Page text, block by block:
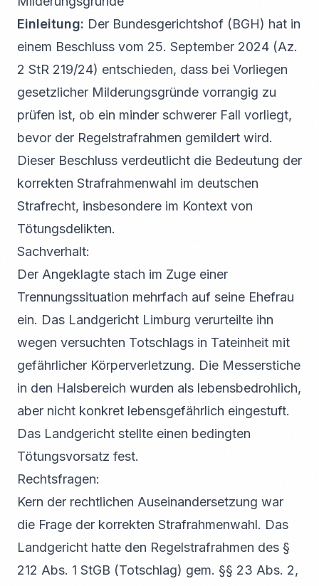
Einleitung: Der Bundesgerichtshof (BGH) hat in
einem Beschluss vom 25. September 2024 (Az.
2 StR 219/24) entschieden, dass bei Vorliegen
gesetzlicher Milderungsgründe vorrangig zu
prüfen ist, ob ein minder schwerer Fall vorliegt,
bevor der Regelstrafrahmen gemildert wird.
Dieser Beschluss verdeutlicht die Bedeutung der
korrekten Strafrahmenwahl im deutschen
Strafrecht, insbesondere im Kontext von
Tötungsdelikten.
Sachverhalt:
Der Angeklagte stach im Zuge einer
Trennungssituation mehrfach auf seine Ehefrau
ein. Das Landgericht Limburg verurteilte ihn
wegen versuchten Totschlags in Tateinheit mit
gefährlicher Körperverletzung. Die Messerstiche
in den Halsbereich wurden als lebensbedrohlich,
aber nicht konkret lebensgefährlich eingestuft.
Das Landgericht stellte einen bedingten
Tötungsvorsatz fest.
Rechtsfragen:
Kern der rechtlichen Auseinandersetzung war
die Frage der korrekten Strafrahmenwahl. Das
Landgericht hatte den Regelstrafrahmen des §
212 Abs. 1 StGB (Totschlag) gem. §§ 23 Abs. 2,